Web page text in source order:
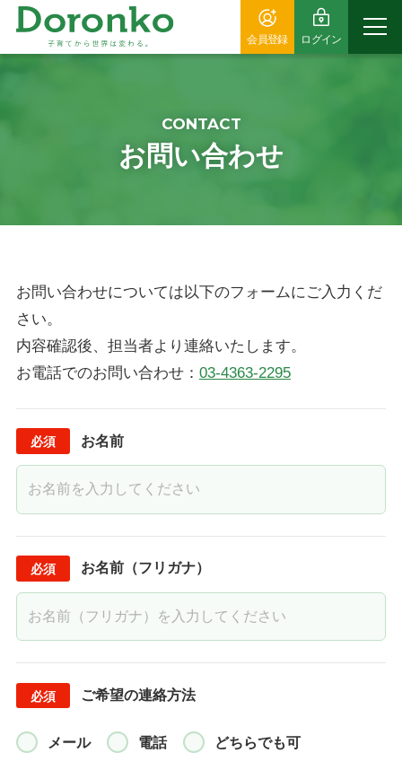
会員登録 ログイン
CONTACT
お問い合わせ
お問い合わせについては以下のフォームにご入力くだ
さい。
内容確認後、担当者より連絡いたします。
お電話でのお問い合わせ： 03-4363-2295
お名前
お名前（フリガナ）
ご希望の連絡方法
メール 電話 どちらでも可